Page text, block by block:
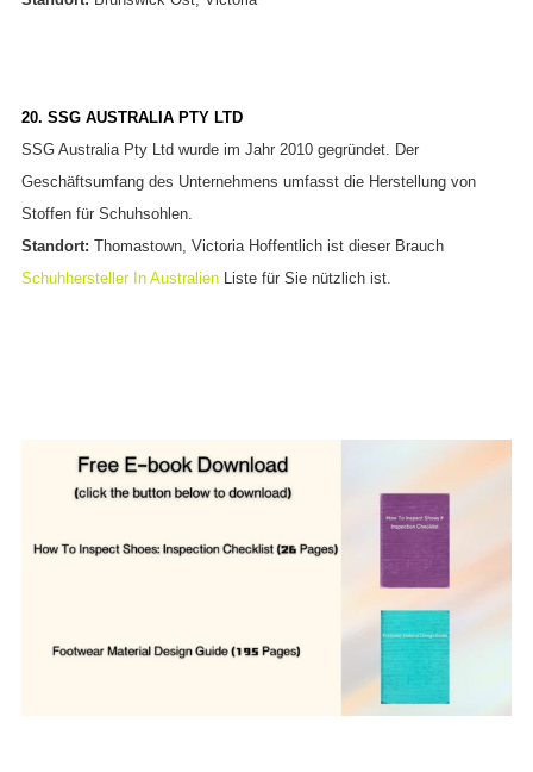
20. SSG AUSTRALIA PTY LTD
SSG Australia Pty Ltd wurde im Jahr 2010 gegründet. Der
Geschäftsumfang des Unternehmens umfasst die Herstellung von
Stoffen für Schuhsohlen.
Standort: Thomastown, Victoria Hoffentlich ist dieser Brauch
Schuhhersteller In Australien Liste für Sie nützlich ist.